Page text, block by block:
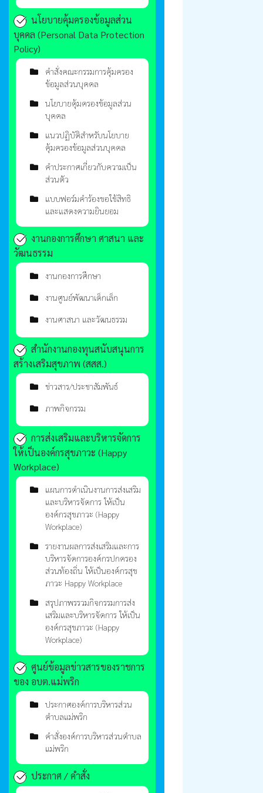
นโยบายคุ้มครองข้อมูลส่วน
บุคคล (Personal Data Protection
Policy)
คำสั่งคณะกรรมการคุ้มครอง
ข้อมูลส่วนบุคคล
นโยบายคุ้มครองข้อมูลส่วน
บุคคล
แนวปฏิบัติสำหรับนโยบาย
คุ้มครองข้อมูลส่วนบุคคล
คำประกาศเกี่ยวกับความเป็น
ส่วนตัว
แบบฟอร์มคำร้องขอใช้สิทธิ
และแสดงความยินยอม
งานกองการศึกษา ศาสนา และ
วัฒนธรรม
งานกองการศึกษา
งานศูนย์พัฒนาเด็กเล็ก
งานศาสนา และวัฒนธรรม
สำนักงานกองทุนสนับสนุนการ
สร้างเสริมสุขภาพ (สสส.)
ข่าวสาร/ประชาสัมพันธ์
ภาพกิจกรรม
การส่งเสริมและบริหารจัดการ
ให้เป็นองค์กรสุขภาวะ (Happy
Workplace)
แผนการดำเนินงานการส่งเสริม
และบริหารจัดการ ให้เป็น
องค์กรสุขภาวะ (Happy
Workplace)
รายงานผลการส่งเสริมและการ
บริหารจัดการองค์กรปกครอง
ส่วนท้องถิ่น ให้เป็นองค์กรสุข
ภาวะ Happy Workplace
สรุปภาพรรวมกิจกรรมการส่ง
เสริมและบริหารจัดการ ให้เป็น
องค์กรสุขภาวะ (Happy
Workplace)
ศูนย์ข้อมูลข่าวสารของราชการ
ของ อบต.แม่พริก
ประกาศองค์การบริหารส่วน
ตำบลแม่พริก
คำสั่งองค์การบริหารส่วนตำบล
แม่พริก
ประกาศ / คำสั่ง